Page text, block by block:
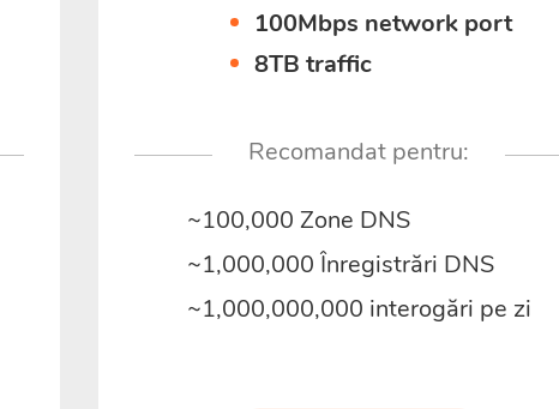
100Mbps network port
8TB traffic
Recomandat pentru:
~100,000 Zone DNS
~1,000,000 Înregistrări DNS
~1,000,000,000 interogări pe zi